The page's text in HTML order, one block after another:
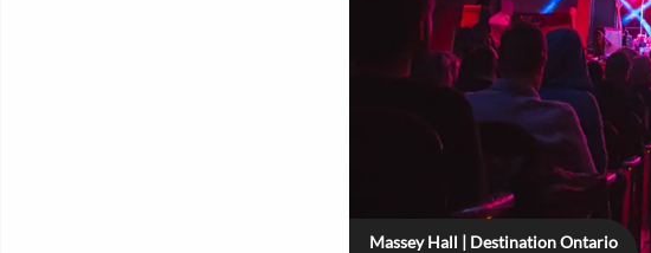
Massey Hall | Destination Ontario